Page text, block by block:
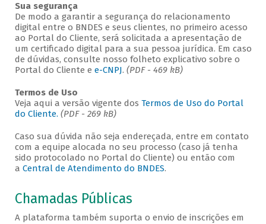
Sua segurança
De modo a garantir a segurança do relacionamento
digital entre o BNDES e seus clientes, no primeiro acesso
ao Portal do Cliente, será solicitada a apresentação de
um certificado digital para a sua pessoa jurídica. Em caso
de dúvidas, consulte nosso folheto explicativo sobre o
Portal do Cliente e e-CNPJ. (PDF - 469 kB)
Termos de Uso
Veja aqui a versão vigente dos Termos de Uso do Portal
do Cliente. (PDF - 269 kB)
Caso sua dúvida não seja endereçada, entre em contato
com a equipe alocada no seu processo (caso já tenha
sido protocolado no Portal do Cliente) ou então com
a Central de Atendimento do BNDES.
Chamadas Públicas
A plataforma também suporta o envio de inscrições em